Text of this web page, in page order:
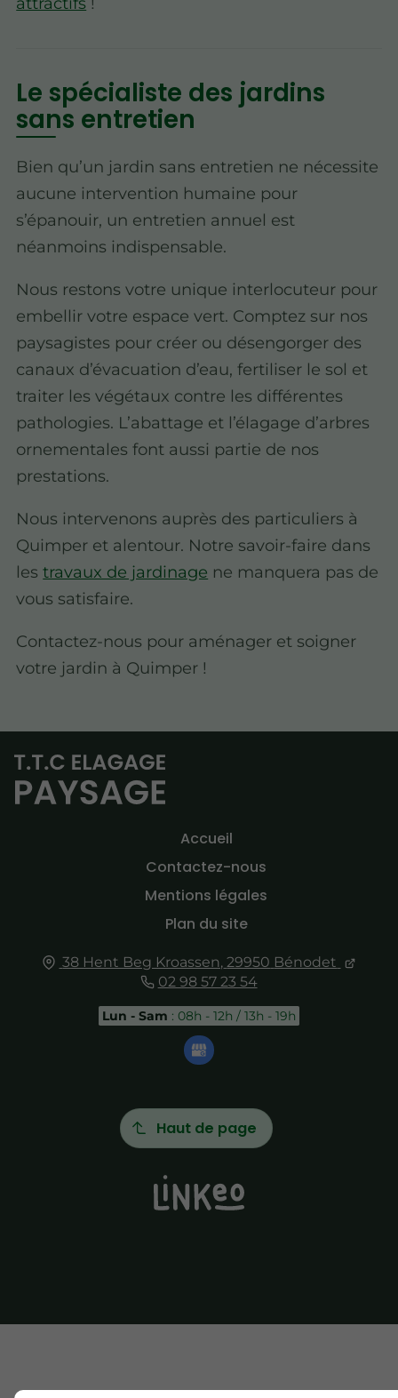
Le spécialiste des jardins
sans entretien
Bien qu’un jardin sans entretien ne nécessite
aucune intervention humaine pour
s’épanouir, un entretien annuel est
néanmoins indispensable.
Nous restons votre unique interlocuteur pour
embellir votre espace vert. Comptez sur nos
paysagistes pour créer ou désengorger des
canaux d’évacuation d’eau, fertiliser le sol et
traiter les végétaux contre les différentes
pathologies. L’abattage et l’élagage d’arbres
ornementales font aussi partie de nos
prestations.
Nous intervenons auprès des particuliers à
Quimper et alentour. Notre savoir-faire dans
lestravaux de jardinage ne manquera pas de
vous satisfaire.
Contactez-nous pour aménager et soigner
votre jardin à Quimper !
Accueil
Contactez-nous
Mentions légales
Plan du site
38 Hent Beg Kroassen, 29950 Bénodet
02 98 57 23 54
Lun - Sam : 08h - 12h / 13h - 19h
Haut de page